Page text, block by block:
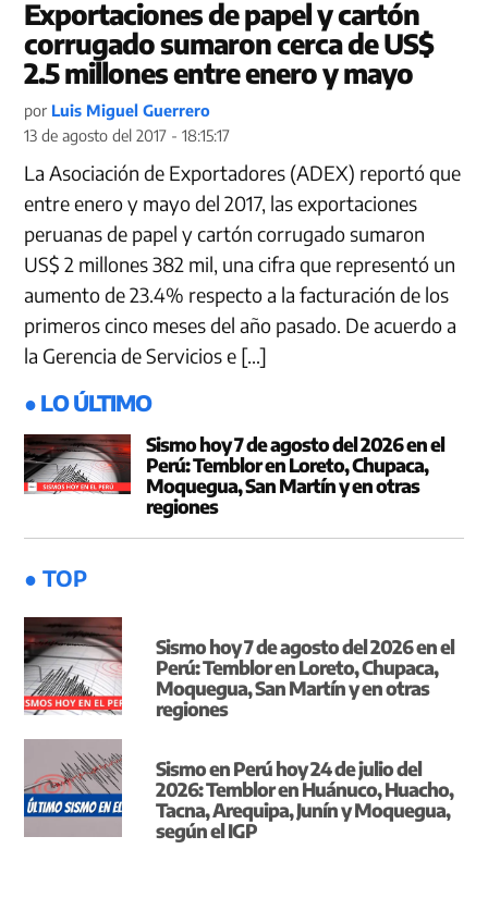
Exportaciones de papel y cartón
corrugado sumaron cerca de US$
2.5 millones entre enero y mayo
por Luis Miguel Guerrero
13 de agosto del 2017 - 18:15:17
La Asociación de Exportadores (ADEX) reportó que
entre enero y mayo del 2017, las exportaciones
peruanas de papel y cartón corrugado sumaron
US$ 2 millones 382 mil, una cifra que representó un
aumento de 23.4% respecto a la facturación de los
primeros cinco meses del año pasado. De acuerdo a
la Gerencia de Servicios e […]
● LO ÚLTIMO
Sismo hoy 7 de agosto del 2026 en el
Perú: Temblor en Loreto, Chupaca,
Moquegua, San Martín y en otras
regiones
● TOP
Sismo hoy 7 de agosto del 2026 en el
Perú: Temblor en Loreto, Chupaca,
Moquegua, San Martín y en otras
regiones
Sismo en Perú hoy 24 de julio del
2026: Temblor en Huánuco, Huacho,
Tacna, Arequipa, Junín y Moquegua,
según el IGP